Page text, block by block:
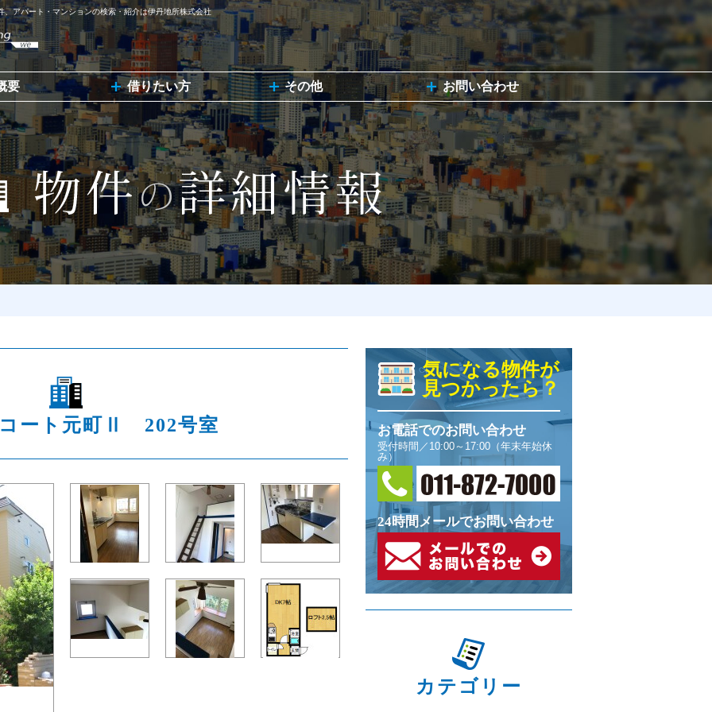
アパート・マンションの検索・紹介は伊丹地所株式会社
要 借りたい方 その他 お問い合わせ
ート元町Ⅱ 202号室
気になる物件が
見つかったら？
お電話でのお問い合わせ
受付時間／10:00～17:00（年末年始休
み）
24時間メールでお問い合わせ
カテゴリー